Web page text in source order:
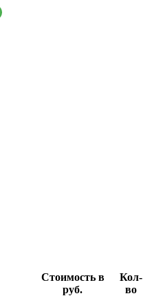
Стоимость в
руб.
Кол-
во